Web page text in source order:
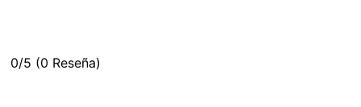
0/5 (0 Reseña)